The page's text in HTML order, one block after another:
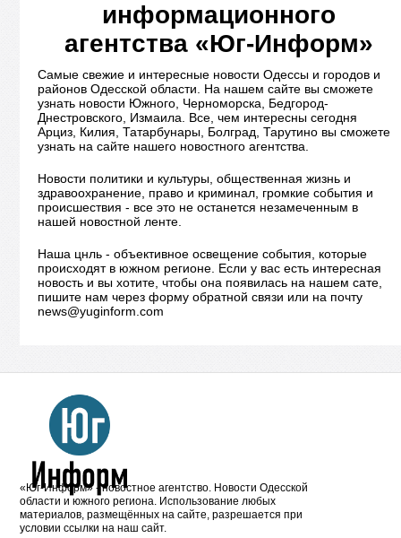
информационного
агентства «Юг-Информ»
Самые свежие и интересные новости Одессы и городов и
районов Одесской области. На нашем сайте вы сможете
узнать новости Южного, Черноморска, Бедгород-
Днестровского, Измаила. Все, чем интересны сегодня
Арциз, Килия, Татарбунары, Болград, Тарутино вы сможете
узнать на сайте нашего новостного агентства.
Новости политики и культуры, общественная жизнь и
здравоохранение, право и криминал, громкие события и
происшествия - все это не останется незамеченным в
нашей новостной ленте.
Наша цнль - объективное освещение события, которые
происходят в южном регионе. Если у вас есть интересная
новость и вы хотите, чтобы она появилась на нашем сате,
пишите нам через форму обратной связи или на почту
news@yuginform.com
«Юг-Информ» - новостное агентство. Новости Одесской
области и южного региона. Использование любых
материалов, размещённых на сайте, разрешается при
условии ссылки на наш сайт.